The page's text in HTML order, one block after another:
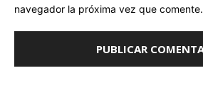
navegador la próxima vez que comente.